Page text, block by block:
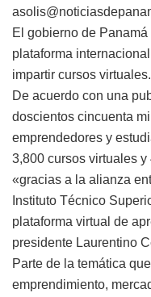
El gobierno de
plataforma
impartir cursos virtuales.
De acuerdo con una
doscientos cincuenta
emprendedores y
3,800 cursos virtuales
«gracias a la alianza
Instituto Técnico
plataforma virtual de
presidente Laurentino
Parte de la temática
emprendimiento,